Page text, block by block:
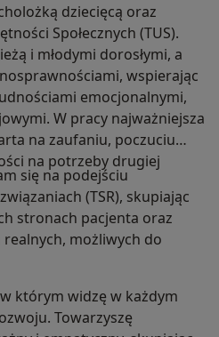
dziecięcą oraz
Społecznych (TUS).
i młodymi dorosłymi, a
wspierając
emocjonalnymi,
W pracy najważniejsza
na zaufaniu, poczuciu
na potrzeby drugiej
się na podejściu
(TSR), skupiając
stronach pacjenta oraz
możliwych do
którym widzę w każdym
Towarzyszę